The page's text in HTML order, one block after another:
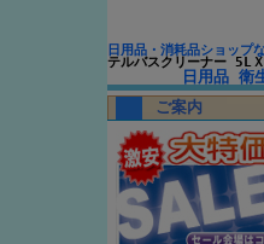
日用品・消耗品ショッ
テルバスクリーナー 5L
日用品 衛
ご案内